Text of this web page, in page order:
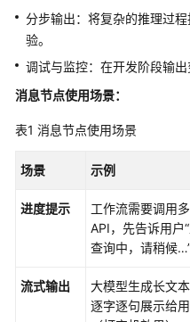
始
使
用
计
说
户
AgentArts
分步输出：将复杂的推理过
验。
调试与监控：在开发阶段输出
消息节点使用场景：
表1 消息节点使用场景
场景 示例
进度提示
工作流需要调用
API，先告诉用户
查询中，请稍候
流式输出
大模型生成长文本
逐字逐句展示给